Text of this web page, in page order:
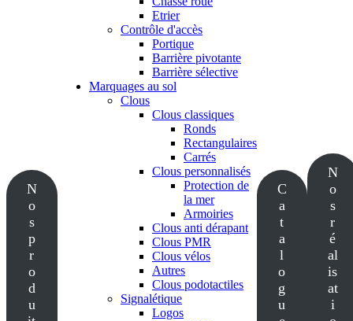
N
o
s
p
r
o
d
u
Etrier
Contrôle d'accès
Portique
Barrière pivotante
Barrière sélective
Marquages au sol
Clous
Clous classiques
Ronds
Rectangulaires
Carrés
Clous personnalisés
Protection de
la mer
Armoiries
Clous anti dérapant
Clous PMR
Clous vélos
Autres
Clous podotactiles
Signalétique
Logos
C
a
t
a
l
o
g
u
N
o
s
r
é
al
is
at
i